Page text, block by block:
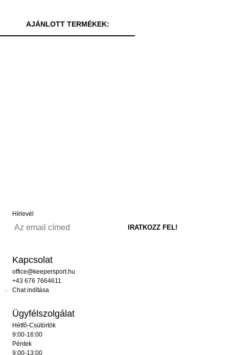
AJÁNLOTT TERMÉKEK:
Hírlevél
Kapcsolat
office@keepersport.hu
+43 676 7664611
Chat indítása
Ügyfélszolgálat
Hétfő-Csütörtök
9:00-16:00
Péntek
9:00-13:00